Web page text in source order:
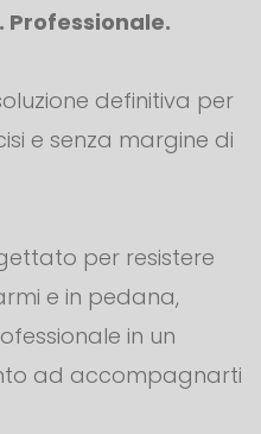
definitiva per
e senza margine di
per resistere
e in pedana,
in un
ad accompagnarti